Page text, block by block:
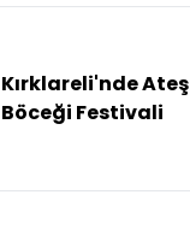
dosyaya eklendi!
Kırklareli'nde Ateş
Böceği Festivali